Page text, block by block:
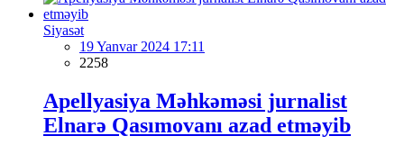
Siyasət
19 Yanvar 2024 17:11
2258
Apellyasiya Məhkəməsi jurnalist
Elnarə Qasımovanı azad etməyib